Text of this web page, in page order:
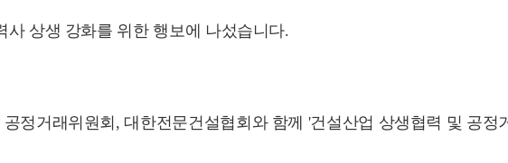
상생 강화를 위한 행보에 나섰습니다.
정거래위원회, 대한전문건설협회와 함께 '건설산업 상생협력 및 공